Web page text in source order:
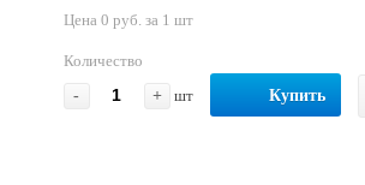
Цена 0 руб. за 1 шт
Количество
-
+ шт Купить